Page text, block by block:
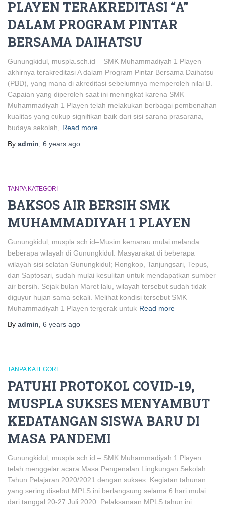
PLAYEN TERAKREDITASI “A”
DALAM PROGRAM PINTAR
BERSAMA DAIHATSU
Gunungkidul, muspla.sch.id – SMK Muhammadiyah 1 Playen
akhirnya terakreditasi A dalam Program Pintar Bersama Daihatsu
(PBD), yang mana di akreditasi sebelumnya memperoleh nilai B.
Capaian yang diperoleh saat ini meningkat karena SMK
Muhammadiyah 1 Playen telah melakukan berbagai pembenahan
kualitas yang cukup signifikan baik dari sisi sarana prasarana,
budaya sekolah,
Read more
By admin 6 years ago
TANPA KATEGORI
BAKSOS AIR BERSIH SMK
MUHAMMADIYAH 1 PLAYEN
Gunungkidul, muspla.sch.id–Musim kemarau mulai melanda
beberapa wilayah di Gunungkidul. Masyarakat di beberapa
wilayah sisi selatan Gunungkidul; Rongkop, Tanjungsari, Tepus,
dan Saptosari, sudah mulai kesulitan untuk mendapatkan sumber
air bersih. Sejak bulan Maret lalu, wilayah tersebut sudah tidak
diguyur hujan sama sekali. Melihat kondisi tersebut SMK
Muhammadiyah 1 Playen tergerak untuk Read more
By admin 6 years ago
TANPA KATEGORI
PATUHI PROTOKOL COVID-19,
MUSPLA SUKSES MENYAMBUT
KEDATANGAN SISWA BARU DI
MASA PANDEMI
Gunungkidul, muspla.sch.id – SMK Muhammadiyah 1 Playen
telah menggelar acara Masa Pengenalan Lingkungan Sekolah
Tahun Pelajaran 2020/2021 dengan sukses. Kegiatan tahunan
yang sering disebut MPLS ini berlangsung selama 6 hari mulai
dari tanggal 20-27 Juli 2020. Pelaksanaan MPLS tahun ini